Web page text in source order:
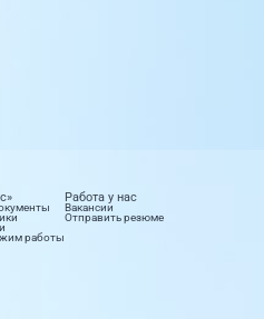
работы
Работа у нас
Вакансии
Отправить резюме